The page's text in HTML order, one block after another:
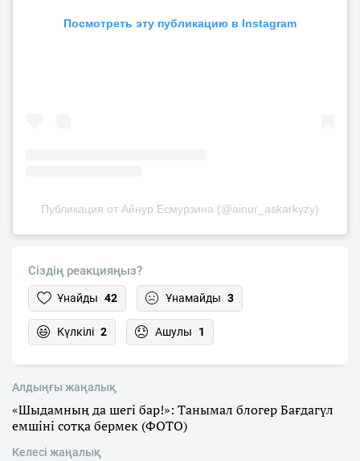
Посмотреть эту публикацию в Instagram
Публикация от Айнур Есмурзина (@ainur_askarkyzy)
Сіздің реакцияңыз?
Ұнайды 42 Ұнамайды 3
Күлкілі 2 Ашулы 1
Алдыңғы жаңалық
«Шыдамның да шегі бар!»: Танымал блогер Бағдагүл
емшіні сотқа бермек (ФОТО)
Келесі жаңалық